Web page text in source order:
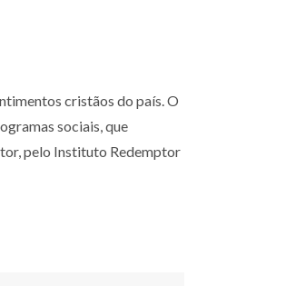
cristãos do país. O
sociais, que
pelo Instituto Redemptor